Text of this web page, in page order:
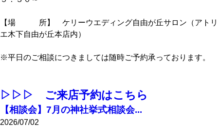
【場 所】 ケリーウエディング自由が丘サロン（アトリ
エ木下自由が丘本店内）
※平日のご相談につきましては随時ご予約承っております。
▷▷▷ ご来店予約はこちら
【相談会】7月の神社挙式相談会...
2026/07/02